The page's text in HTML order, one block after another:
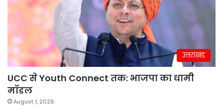
उत्तराखंड
UCC से Youth Connect तक: भाजपा का धामी
मॉडल
August 1, 2026